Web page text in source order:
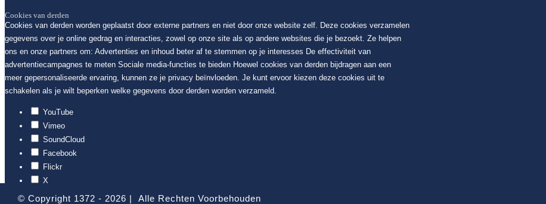
© Copyright 1372 - 2026 | Alle Rechten Voorbehouden
Cookies van derden
Cookies van derden worden geplaatst door externe partners en niet door onze website zelf. Deze cookies verzamelen
gegevens over je online gedrag en interacties, zowel op onze site als op andere websites die je bezoekt. Ze helpen
ons en onze partners om: Advertenties en inhoud beter af te stemmen op je interesses De effectiviteit van
advertentiecampagnes te meten Sociale media-functies te bieden Hoewel cookies van derden bijdragen aan een
meer gepersonaliseerde ervaring, kunnen ze je privacy beïnvloeden. Je kunt ervoor kiezen deze cookies uit te
schakelen als je wilt beperken welke gegevens door derden worden verzameld.
YouTube
Vimeo
SoundCloud
Facebook
Flickr
X
Google Maps